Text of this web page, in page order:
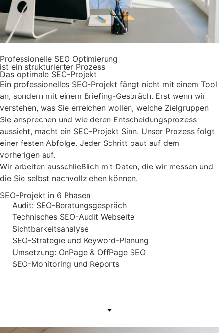
Professionelle SEO Optimierung
ist ein strukturierter Prozess
Das optimale SEO-Projekt
Ein professionelles SEO-Projekt fängt nicht mit einem Tool
an, sondern mit einem Briefing-Gespräch. Erst wenn wir
verstehen, was Sie erreichen wollen, welche Zielgruppen
Sie ansprechen und wie deren Entscheidungsprozess
aussieht, macht ein SEO-Projekt Sinn. Unser Prozess folgt
einer festen Abfolge. Jeder Schritt baut auf dem
vorherigen auf.
Wir arbeiten ausschließlich mit Daten, die wir messen und
die Sie selbst nachvollziehen können.
SEO-Projekt in 6 Phasen
Audit: SEO-Beratungsgespräch
Technisches SEO-Audit Webseite
Sichtbarkeitsanalyse
SEO-Strategie und Keyword-Planung
Umsetzung: OnPage & OffPage SEO
SEO-Monitoring und Reports